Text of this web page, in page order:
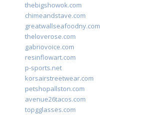
thebigshowok.com
chimeandstave.com
greatwallseafoodny.com
theloverose.com
gabriovoice.com
resinflowart.com
p-sports.net
korsairstreetwear.com
petshopallston.com
avenue26tacos.com
topgglasses.com